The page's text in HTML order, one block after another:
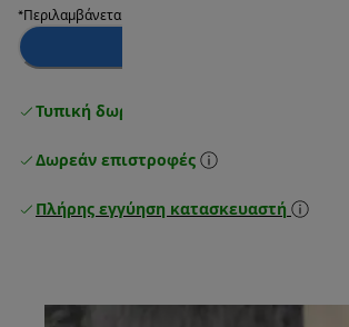
*Περιλαμβάνεται ΦΠΑ
Τυπική δωρεάν παράδοση
Δωρεάν επιστροφές
Πλήρης εγγύηση κατασκευαστή